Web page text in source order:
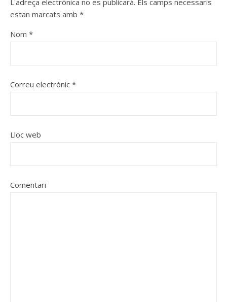
L'adreça electrònica no es publicarà. Els camps necessaris
estan marcats amb *
Nom *
Correu electrònic *
Lloc web
Comentari